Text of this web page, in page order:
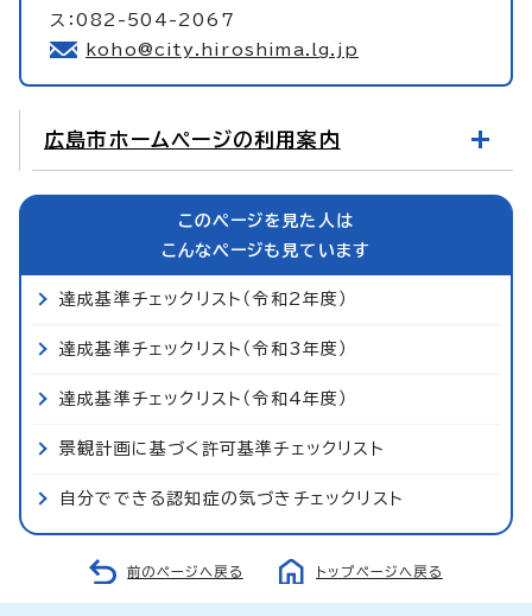
ス：082-504-2067
koho@city.hiroshima.lg.jp
広島市ホームページの利用案内
このページを見た人は
こんなページも見ています
達成基準チェックリスト（令和2年度）
達成基準チェックリスト（令和3年度）
達成基準チェックリスト（令和4年度）
景観計画に基づく許可基準チェックリスト
自分でできる認知症の気づきチェックリスト
前のページへ戻る トップページへ戻る